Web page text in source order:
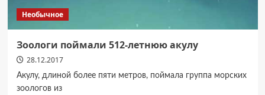
Необычное
Зоологи поймали 512-летнюю акулу
28.12.2017
Акулу, длиной более пяти метров, поймала группа морских
зоологов из